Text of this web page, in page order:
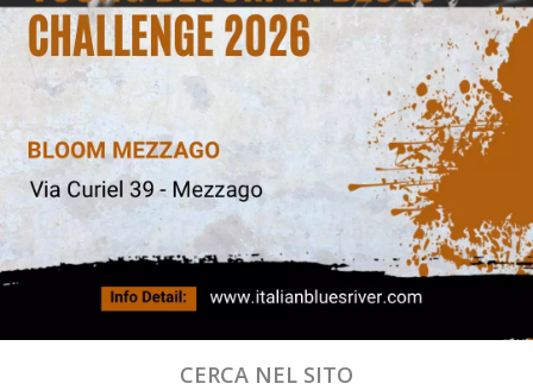
CERCA NEL SITO